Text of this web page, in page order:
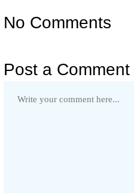
No Comments
Post a Comment